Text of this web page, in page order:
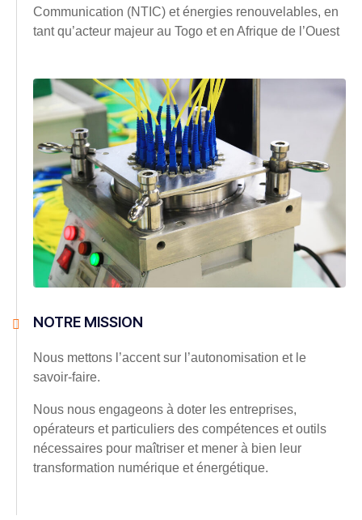
Communication (NTIC) et énergies renouvelables, en
tant qu’acteur majeur au Togo et en Afrique de l’Ouest
NOTRE MISSION
Nous mettons l’accent sur l’autonomisation et le
savoir-faire.
Nous nous engageons à doter les entreprises,
opérateurs et particuliers des compétences et outils
nécessaires pour maîtriser et mener à bien leur
transformation numérique et énergétique.